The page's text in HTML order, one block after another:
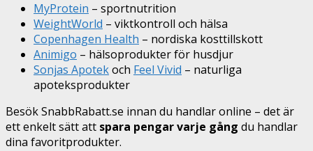
MyProtein – sportnutrition
WeightWorld – viktkontroll och hälsa
Copenhagen Health – nordiska kosttillskott
Animigo – hälsoprodukter för husdjur
Sonjas Apotekoch Feel Vivid – naturliga
apoteksprodukter
Besök SnabbRabatt.se innan du handlar online – det är
ett enkelt sätt att spara pengar varje gång du handlar
dina favoritprodukter.